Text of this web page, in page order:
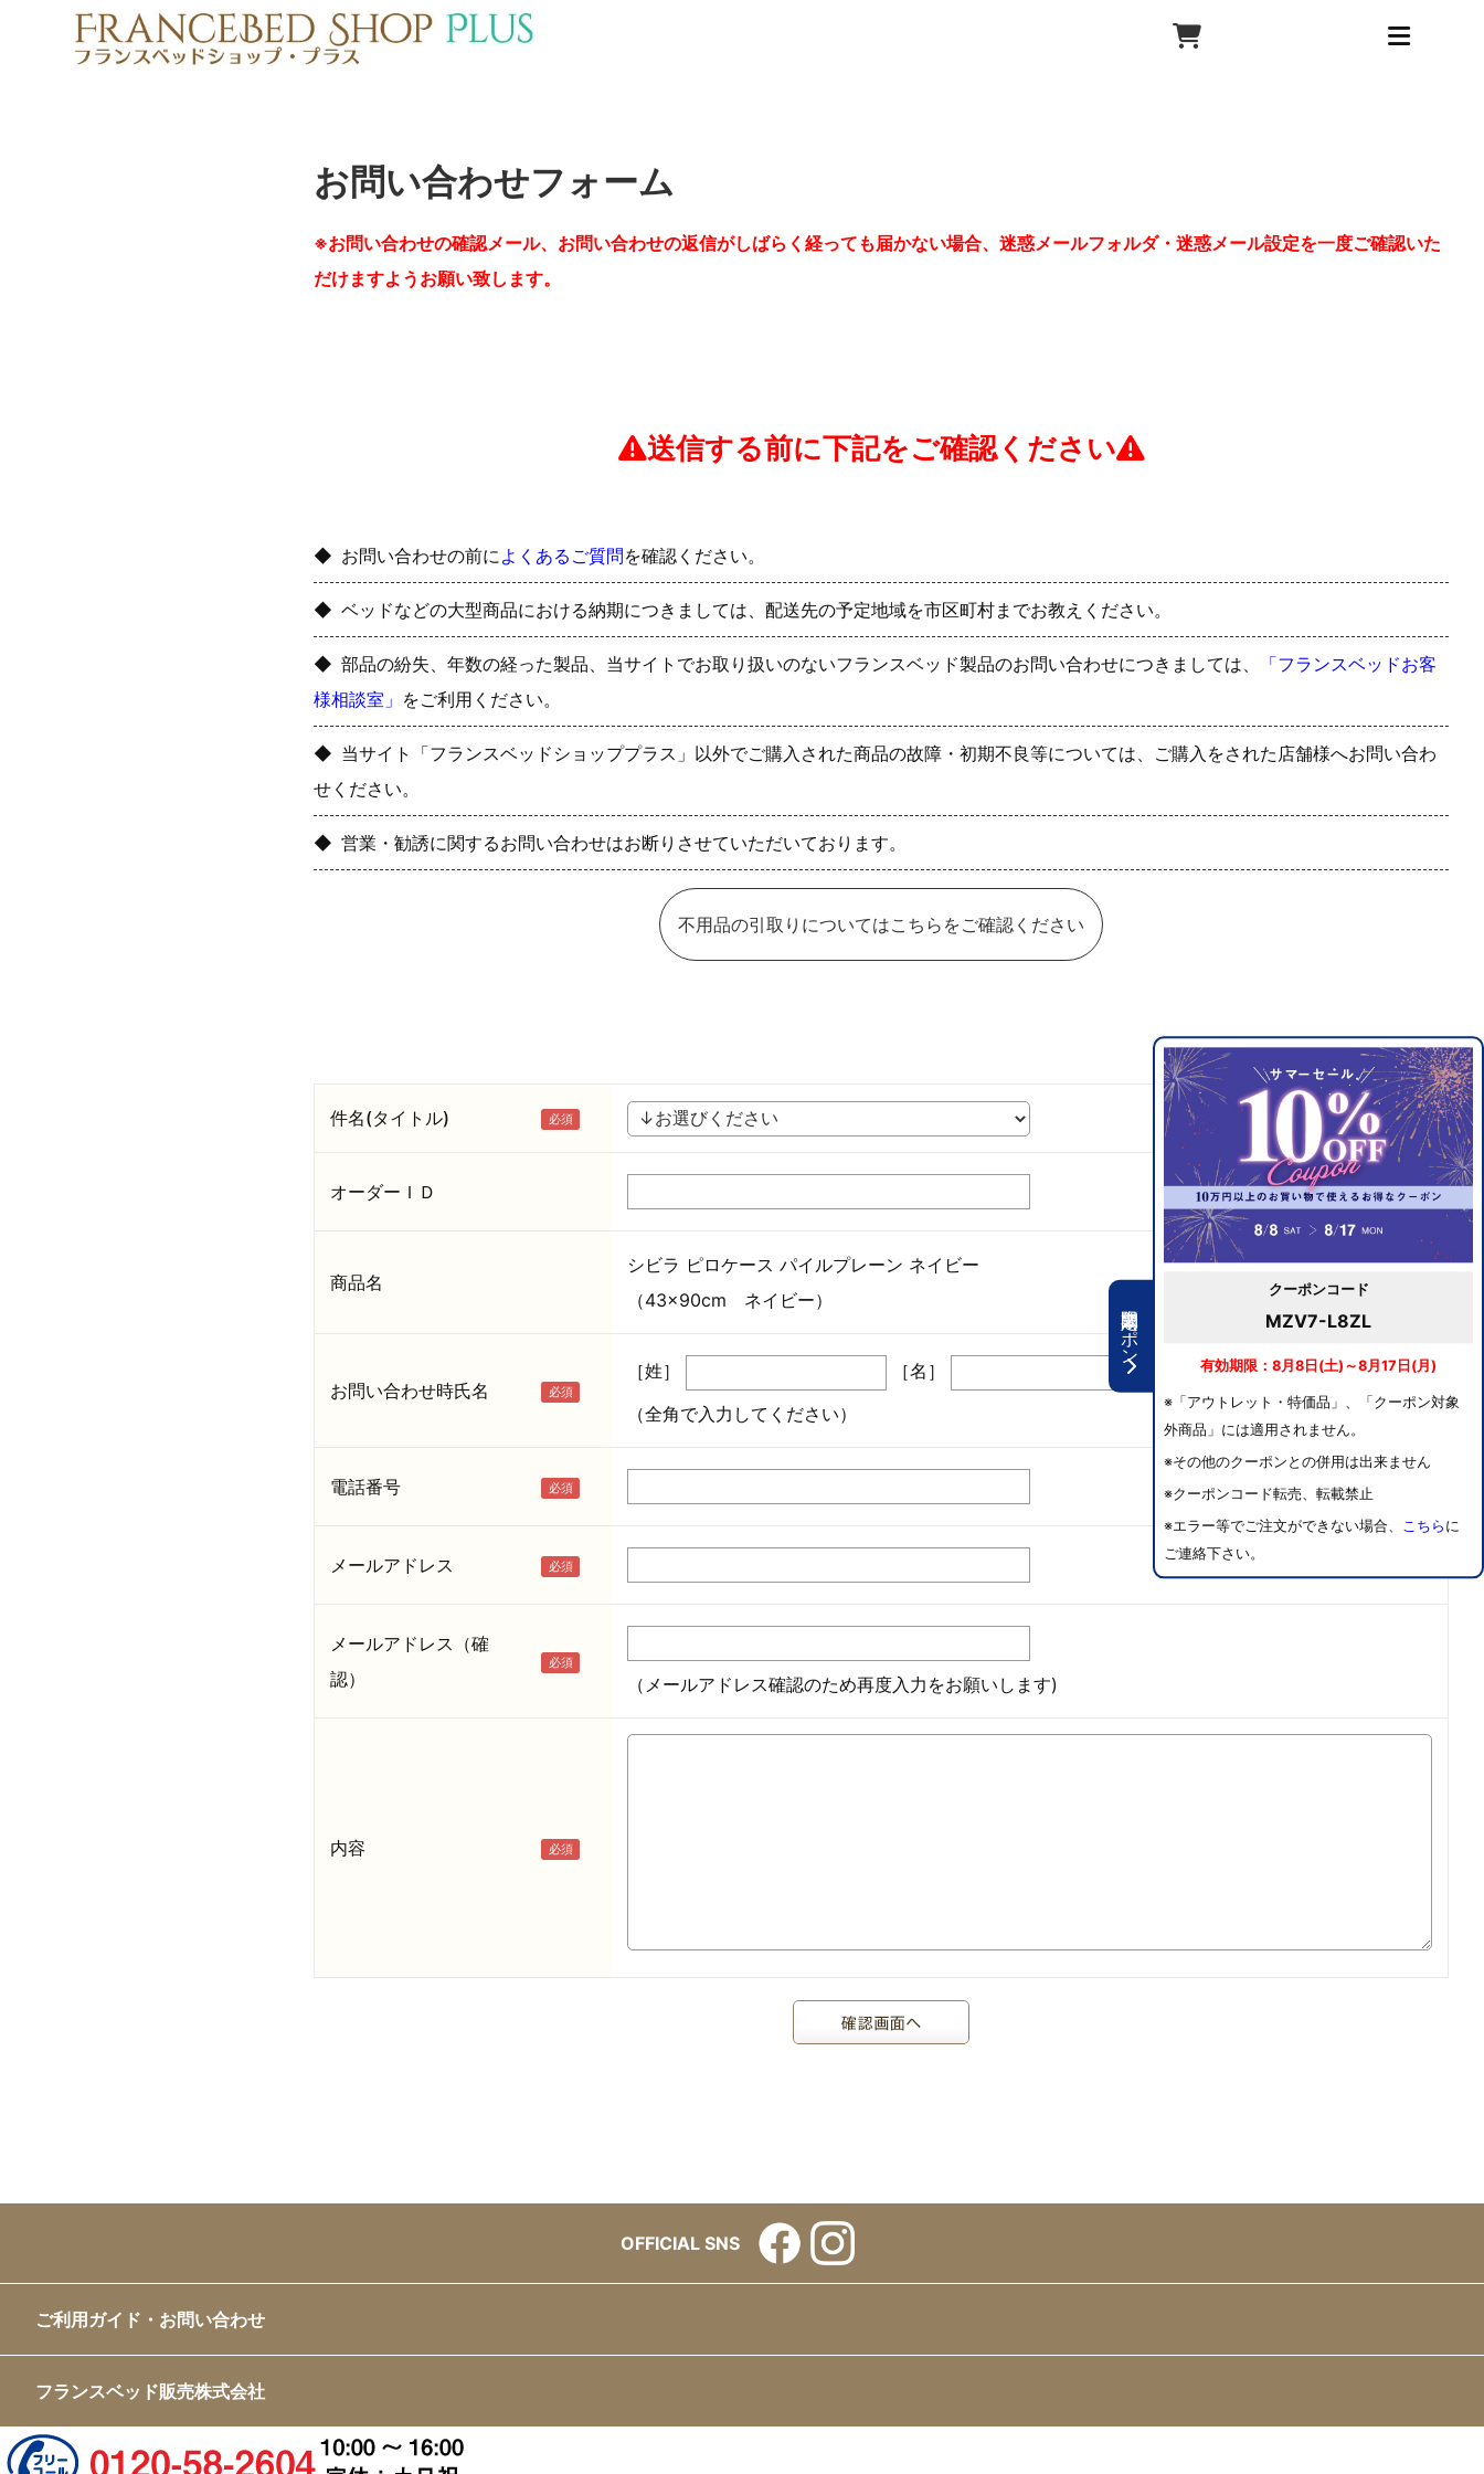
期間限定クーポン
クーポンコード
MZV7-L8ZL
有効期限：8月8日(土)～8月17日(月)
※「アウトレット・特価品」、「クーポン対象
外商品」には適用されません。
※その他のクーポンとの併用は出来ません
※クーポンコード転売、転載禁止
※エラー等でご注文ができない場合、 こちら に
ご連絡下さい。
お問い合わせフォーム
※お問い合わせの確認メール、お問い合わせの返信がしばらく経っても届かない場合、迷惑メールフォルダ・迷惑メール設定を一度ご確認いた
だけますようお願い致します。
送信する前に下記をご確認ください
お問い合わせの前に よくあるご質問を確認ください。
ベッドなどの大型商品における納期につきましては、配送先の予定地域を市区町村までお教えください。
部品の紛失、年数の経った製品、当サイトでお取り扱いのないフランスベッド製品のお問い合わせにつきましては、
「フランスベッドお客
様相談室」 をご利用ください。
当サイト「フランスベッドショッププラス」以外でご購入された商品の故障・初期不良等については、ご購入をされた店舗様へお問い合わ
せください。
営業・勧誘に関するお問い合わせはお断りさせていただいております。
不用品の引取りについてはこちらをご確認ください
件名(タイトル)
オーダーＩＤ
商品名
シビラ ピロケース パイルプレーン ネイビー
（43×90cm ネイビー）
お問い合わせ時氏名
［姓］
［名］
（全角で入力してください）
電話番号
メールアドレス
メールアドレス（確
認）
（メールアドレス確認のため再度入力をお願いします)
内容
OFFICIAL SNS
ご利用ガイド・お問い合わせ
フランスベッド販売株式会社